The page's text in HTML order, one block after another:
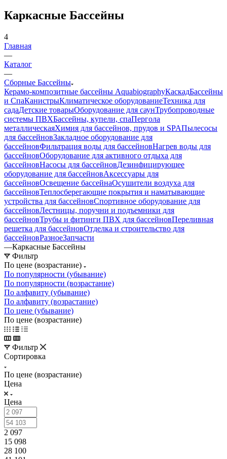
Каркасные Бассейны
4
Главная
—
Каталог
—
Сборные Бассейны
Керамо-композитные бассейны AquabiographyКаскадБассейны
и СпаКанистрыКлиматическое оборудованиеТехника для
садаДетские товарыОборудование для саунТрубопроводные
системы ПВХБассейны, купели, спаПергола
металлическаяХимия для бассейнов, прудов и SPAПылесосы
для бассейновЗакладное оборудование для
бассейновФильтрация воды для бассейновНагрев воды для
бассейновОборудование для активного отдыха для
бассейновНасосы для бассейновДезинфицирующее
оборудование для бассейновАксессуары для
бассейновОсвещение бассейнаОсушители воздуха для
бассейновТеплосберегающие покрытия и наматывающие
устройства для бассейновСпортивное оборудование для
бассейновЛестницы, поручни и подъемники для
бассейновТрубы и фитинги ПВХ для бассейновПереливная
решетка для бассейновОтделка и строительство для
бассейновРазноеЗапчасти
—Каркасные Бассейны
Фильтр
По цене (возрастание)
По популярности (убывание)
По популярности (возрастание)
По алфавиту (убывание)
По алфавиту (возрастание)
По цене (убывание)
По цене (возрастание)
Фильтр
Сортировка
По цене (возрастание)
Цена
Цена
2 097
15 098
28 100